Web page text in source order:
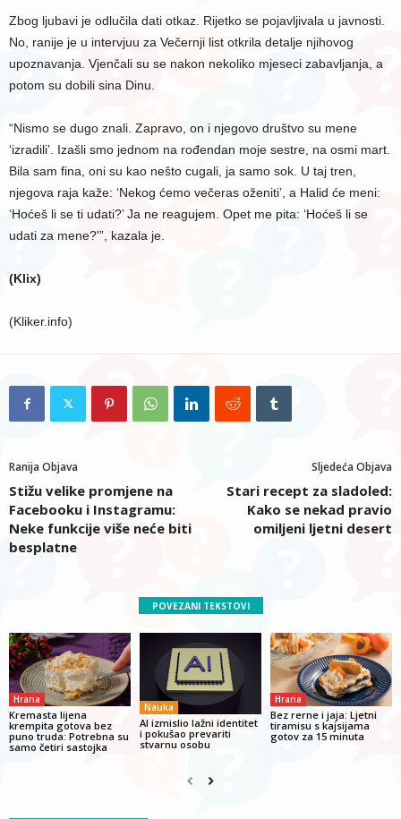
Zbog ljubavi je odlučila dati otkaz. Rijetko se pojavljivala u javnosti.
No, ranije je u intervjuu za Večernji list otkrila detalje njihovog
upoznavanja. Vjenčali su se nakon nekoliko mjeseci zabavljanja, a
potom su dobili sina Dinu.
“Nismo se dugo znali. Zapravo, on i njegovo društvo su mene
‘izradili’. Izašli smo jednom na rođendan moje sestre, na osmi mart.
Bila sam fina, oni su kao nešto cugali, ja samo sok. U taj tren,
njegova raja kaže: ‘Nekog ćemo večeras oženiti’, a Halid će meni:
‘Hoćeš li se ti udati?’ Ja ne reagujem. Opet me pita: ‘Hoćeš li se
udati za mene?'”, kazala je.
(Klix)
(Kliker.info)
Ranija Objava
Stižu velike promjene na
Facebooku i Instagramu:
Neke funkcije više neće biti
besplatne
Sljedeća Objava
Stari recept za sladoled:
Kako se nekad pravio
omiljeni ljetni desert
POVEZANI TEKSTOVI
Hrana
Kremasta lijena
krempita gotova bez
puno truda: Potrebna su
samo četiri sastojka
Nauka
AI izmislio lažni identitet
i pokušao prevariti
stvarnu osobu
Hrana
Bez rerne i jaja: Ljetni
tiramisu s kajsijama
gotov za 15 minuta